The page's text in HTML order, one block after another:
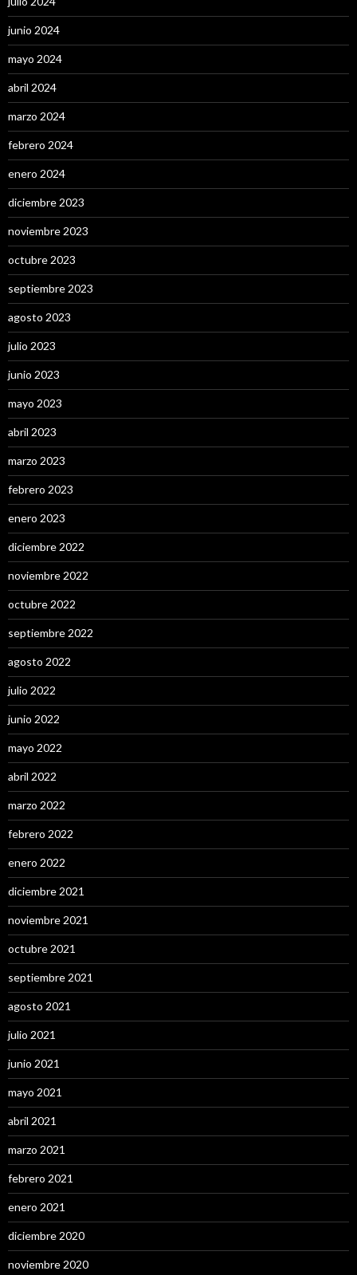
junio 2024
mayo 2024
abril 2024
marzo 2024
febrero 2024
enero 2024
diciembre 2023
noviembre 2023
octubre 2023
septiembre 2023
agosto 2023
julio 2023
junio 2023
mayo 2023
abril 2023
marzo 2023
febrero 2023
enero 2023
diciembre 2022
noviembre 2022
octubre 2022
septiembre 2022
agosto 2022
julio 2022
junio 2022
mayo 2022
abril 2022
marzo 2022
febrero 2022
enero 2022
diciembre 2021
noviembre 2021
octubre 2021
septiembre 2021
agosto 2021
julio 2021
junio 2021
mayo 2021
abril 2021
marzo 2021
febrero 2021
enero 2021
diciembre 2020
noviembre 2020